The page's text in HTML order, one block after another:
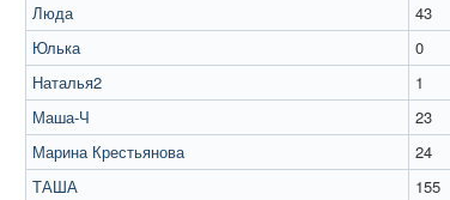
Люда
43
Юлька
0
Наталья2
1
Маша-Ч
23
Марина Крестьянова
24
ТАША
155